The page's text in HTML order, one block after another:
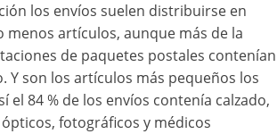
los envíos suelen distribuirse en
menos artículos, aunque más de la
de paquetes postales contenían
Y son los artículos más pequeños los
el 84 % de los envíos contenía calzado,
fotográficos y médicos